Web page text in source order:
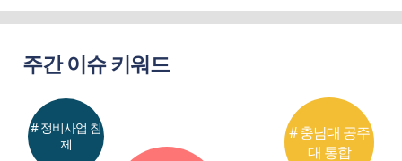
주간 이슈 키워드
# 충남대 공주
대 통합
# 정비사업 침
체